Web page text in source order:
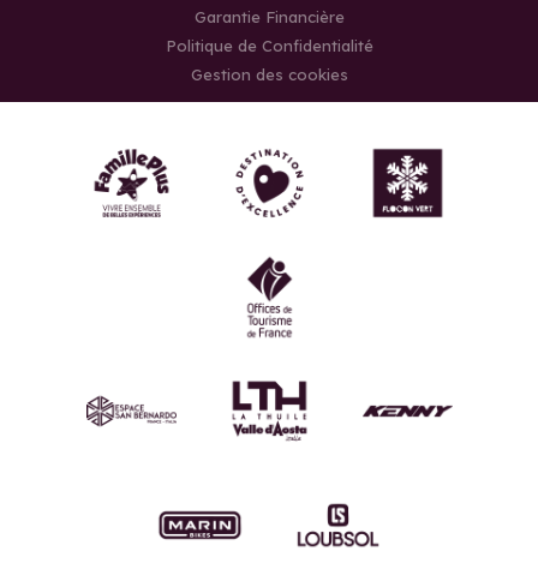
Garantie Financière
Politique de Confidentialité
Gestion des cookies